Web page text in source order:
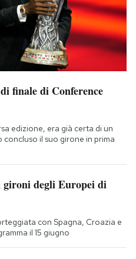
finale di Conference
edizione, era già certa di un
il suo girone in prima
gironi degli Europei di
con Spagna, Croazia e
il 15 giugno